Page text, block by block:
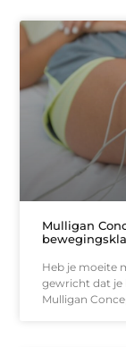
Mulligan
Heb je moeite
gewricht dat je
Mulligan